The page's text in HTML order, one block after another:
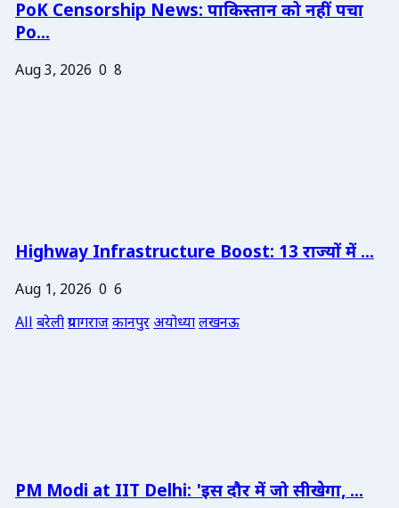
PoK Censorship News: पाकिस्तान को नहीं पचा
Po...
Aug 3, 2026 0 8
Highway Infrastructure Boost: 13 राज्यों में ...
Aug 1, 2026 0 6
Allबरेलीप्रयागराजकानपुरअयोध्यालखनऊ
PM Modi at IIT Delhi: 'इस दौर में जो सीखेगा, ...